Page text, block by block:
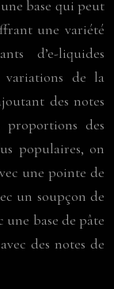
base qui peut
une variété
d’e-liquides
variations de la
des notes
des
populaires, on
une pointe de
un soupçon de
base de pâte
des notes de